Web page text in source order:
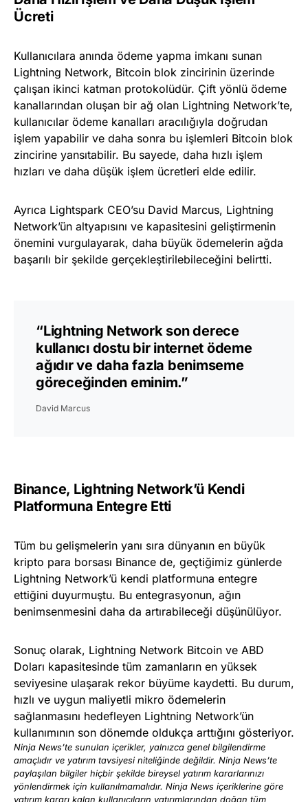
Ücreti
Kullanıcılara anında ödeme yapma imkanı sunan
Lightning Network, Bitcoin blok zincirinin üzerinde
çalışan ikinci katman protokolüdür. Çift yönlü ödeme
kanallarından oluşan bir ağ olan Lightning Network’te,
kullanıcılar ödeme kanalları aracılığıyla doğrudan
işlem yapabilir ve daha sonra bu işlemleri Bitcoin blok
zincirine yansıtabilir. Bu sayede, daha hızlı işlem
hızları ve daha düşük işlem ücretleri elde edilir.
Ayrıca Lightspark CEO’su David Marcus, Lightning
Network’ün altyapısını ve kapasitesini geliştirmenin
önemini vurgulayarak, daha büyük ödemelerin ağda
başarılı bir şekilde gerçekleştirilebileceğini belirtti.
“Lightning Network son derece
kullanıcı dostu bir internet ödeme
ağıdır ve daha fazla benimseme
göreceğinden eminim.”
David Marcus
Binance, Lightning Network’ü Kendi
Platformuna Entegre Etti
Tüm bu gelişmelerin yanı sıra dünyanın en büyük
kripto para borsası Binance de, geçtiğimiz günlerde
Lightning Network’ü kendi platformuna entegre
ettiğini duyurmuştu. Bu entegrasyonun, ağın
benimsenmesini daha da artırabileceği düşünülüyor.
Sonuç olarak, Lightning Network Bitcoin ve ABD
Doları kapasitesinde tüm zamanların en yüksek
seviyesine ulaşarak rekor büyüme kaydetti. Bu durum,
hızlı ve uygun maliyetli mikro ödemelerin
sağlanmasını hedefleyen Lightning Network’ün
kullanımının son dönemde oldukça arttığını gösteriyor.
Ninja News’te sunulan içerikler, yalnızca genel bilgilendirme
amaçlıdır ve yatırım tavsiyesi niteliğinde değildir. Ninja News’te
paylaşılan bilgiler hiçbir şekilde bireysel yatırım kararlarınızı
yönlendirmek için kullanılmamalıdır. Ninja News içeriklerine göre
yatırım kararı kalan kullanıcıların yatırımlarından doğan tüm